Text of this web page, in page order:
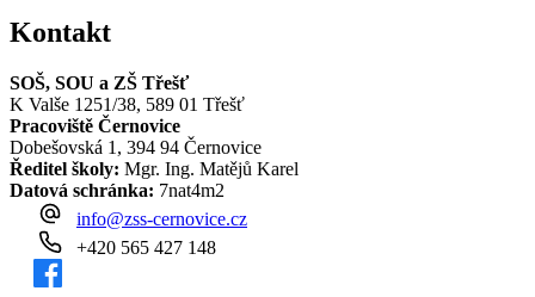
Kontakt
SOŠ, SOU a ZŠ Třešť
K Valše 1251/38, 589 01 Třešť
Pracoviště Černovice
Dobešovská 1, 394 94 Černovice
Ředitel školy: Mgr. Ing. Matějů Karel
Datová schránka: 7nat4m2
info@zss-cernovice.cz
+420 565 427 148